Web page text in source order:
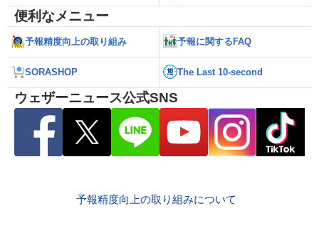
便利なメニュー
予報精度向上の取り組み 予報に関するFAQ
SORASHOP The Last 10-second
ウェザーニュース公式SNS
予報精度向上の取り組みについて